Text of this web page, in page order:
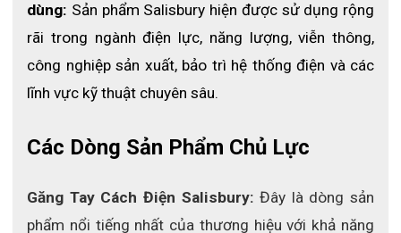
dùng: Sản phẩm Salisbury hiện được sử dụng rộng
rãi trong ngành điện lực, năng lượng, viễn thông,
công nghiệp sản xuất, bảo trì hệ thống điện và các
lĩnh vực kỹ thuật chuyên sâu.
Các Dòng Sản Phẩm Chủ Lực
Găng Tay Cách Điện Salisbury: Đây là dòng sản
phẩm nổi tiếng nhất của thương hiệu với khả năng